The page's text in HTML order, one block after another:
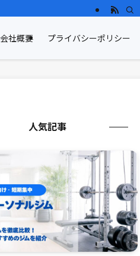
会社概要 プライバシーポリシー
人気記事